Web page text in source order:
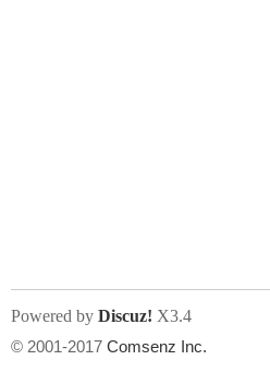
Powered by Discuz! X3.4
© 2001-2017 Comsenz Inc.